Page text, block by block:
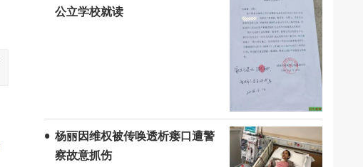
公立学校就读
杨丽因维权被传唤透析瘘口遭警
察故意抓伤